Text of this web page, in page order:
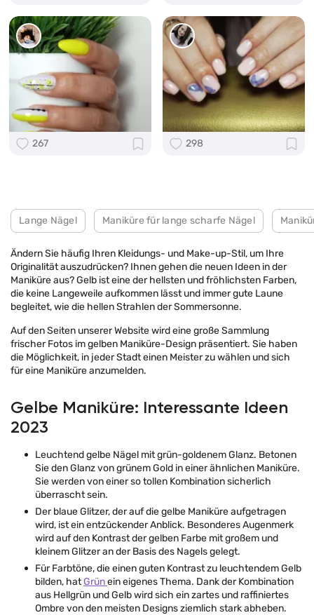
267 298
Lange Nägel Maniküre für lange scharfe Nägel
Ändern Sie häufig Ihren Kleidungs- und Make-up-Stil, um Ihre
Originalität auszudrücken? Ihnen gehen die neuen Ideen in der
Maniküre aus? Gelb ist eine der hellsten und fröhlichsten Farben,
die keine Langeweile aufkommen lässt und immer gute Laune
begleitet, wie die hellen Strahlen der Sommersonne.
Auf den Seiten unserer Website wird eine große Sammlung
frischer Fotos im gelben Maniküre-Design präsentiert. Sie haben
die Möglichkeit, in jeder Stadt einen Meister zu wählen und sich
für eine Maniküre anzumelden.
Gelbe Maniküre: Interessante Ideen
2023
Leuchtend gelbe Nägel mit grün-goldenem Glanz. Betonen
Sie den Glanz von grünem Gold in einer ähnlichen Maniküre.
Sie werden von einer so tollen Kombination sicherlich
überrascht sein.
Der blaue Glitzer, der auf die gelbe Maniküre aufgetragen
wird, ist ein entzückender Anblick. Besonderes Augenmerk
wird auf den Kontrast der gelben Farbe mit großem und
kleinem Glitzer an der Basis des Nagels gelegt.
Für Farbtöne, die einen guten Kontrast zu leuchtendem Gelb
bilden, hatGrünein eigenes Thema. Dank der Kombination
aus Hellgrün und Gelb wird sich ein zartes und raffiniertes
Ombre von den meisten Designs ziemlich stark abheben.